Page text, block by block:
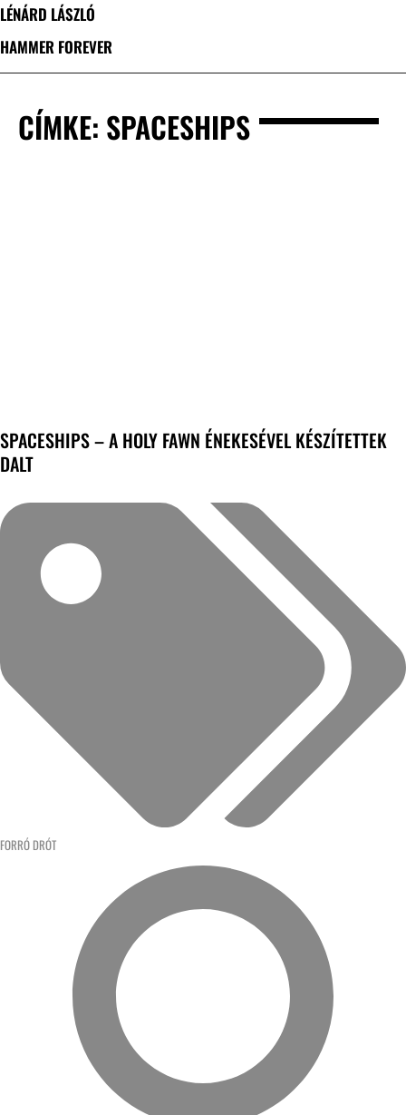
LÉNÁRD LÁSZLÓ
HAMMER FOREVER
CÍMKE: SPACESHIPS
SPACESHIPS – A HOLY FAWN ÉNEKESÉVEL KÉSZÍTETTEK
DALT
FORRÓ DRÓT